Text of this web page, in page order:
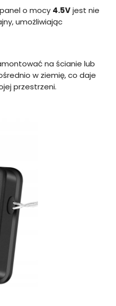
o mocy 4.5Vjest nie
umożliwiając
na ścianie lub
w ziemię, co daje
przestrzeni.